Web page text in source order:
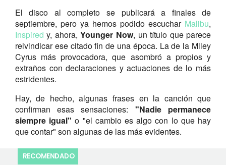
El disco al completo se publicará a finales de
septiembre, pero ya hemos podido escuchar Malibu,
Inspired y, ahora,Younger Now, un título que parece
reivindicar ese citado fin de una época. La de la Miley
Cyrus más provocadora, que asombró a propios y
extraños con declaraciones y actuaciones de lo más
estridentes.
Hay, de hecho, algunas frases en la canción que
confirman esas sensaciones: "Nadie permanece
siempre igual" o "el cambio es algo con lo que hay
que contar" son algunas de las más evidentes.
RECOMENDADO